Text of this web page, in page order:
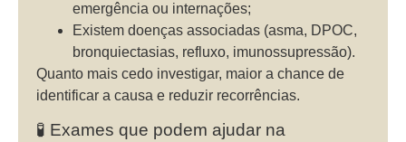
emergência ou internações;
Existem doenças associadas (asma, DPOC,
bronquiectasias, refluxo, imunossupressão).
Quanto mais cedo investigar, maior a chance de
identificar a causa e reduzir recorrências.
🧪 Exames que podem ajudar na